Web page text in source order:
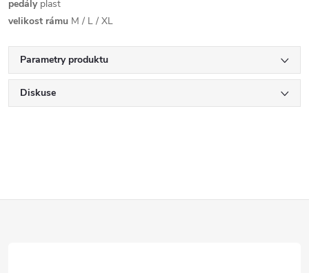
pedályplast
velikost rámu M / L / XL
Parametry produktu
Diskuse